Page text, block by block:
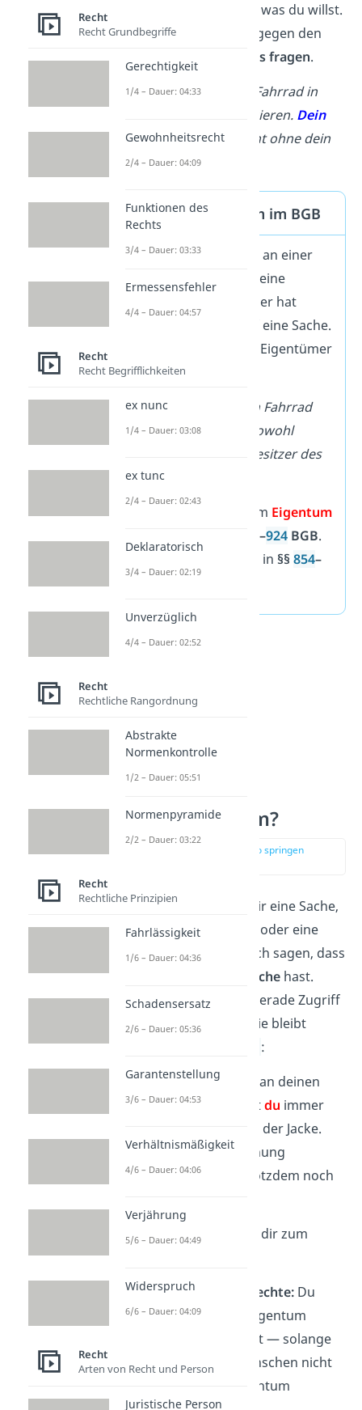
, was du willst.
Als Besitzer musst du dagegen den
Eigentümer um Erlaubnis fragen.
Beispiel:Dudarfst dein Fahrrad in
einer anderen Farbe lackieren. Dein
Freund Timdarf das nicht ohne dein
Einverständnis.
Besitz und Eigentum im BGB
Eigentum ist das
an einer
Sache, während Besitz eine
ist. Der Besitzer hat
tatsächlich Einfluss auf eine Sache.
Oft bist du gleichzeitig Eigentümer
und Besitzer.
Beispiel:
Wenn du dein Fahrrad
selber fährst, bist du sowohl
Eigentümer als auch Besitzer des
Fahrrads.
Die Regelungen zum Eigentum
903–924 BGB.
ist in §§854–
Was ist Eigentum?
zur Stelle im Video springen
AlsEigentümer
gehört dir eine Sache,
zum Beispiel ein Fahrrad oder eine
Wohnung. Du kannst auch sagen, dass
du das
Recht an einer Sache hast.
Dabei ist es egal, ob du gerade Zugriff
auf diese Sache hast — sie bleibt
trotzdem dein
:
Wenn du deine Jacke an deinen
Bruderverleihst , bistdu immer
noch der Eigentümer der Jacke.
Wenn du deine Wohnung
vermietest, ist sie trotzdem noch
Einige Punkte solltest du dir zum
Eigentum merken:
Eigentümer haben Rechte: Du
kannst mit deinem Eigentum
machen, was du willst — solange
du damit andere Menschen nicht
verletzt oder ihr Eigentum
Recht
Recht Grundbegriffe
Gerechtigkeit
1/4 – Dauer: 04:33
Gewohnheitsrecht
2/4 – Dauer: 04:09
Funktionen des
Rechts
3/4 – Dauer: 03:33
Ermessensfehler
4/4 – Dauer: 04:57
Recht
Recht Begrifflichkeiten
ex nunc
1/4 – Dauer: 03:08
ex tunc
2/4 – Dauer: 02:43
Deklaratorisch
3/4 – Dauer: 02:19
Unverzüglich
4/4 – Dauer: 02:52
Recht
Rechtliche Rangordnung
Abstrakte
Normenkontrolle
1/2 – Dauer: 05:51
Normenpyramide
2/2 – Dauer: 03:22
Recht
Rechtliche Prinzipien
Fahrlässigkeit
1/6 – Dauer: 04:36
Schadensersatz
2/6 – Dauer: 05:36
Garantenstellung
3/6 – Dauer: 04:53
Verhältnismäßigkeit
4/6 – Dauer: 04:06
Verjährung
5/6 – Dauer: 04:49
Widerspruch
6/6 – Dauer: 04:09
Recht
Arten von Recht und Person
Juristische Person